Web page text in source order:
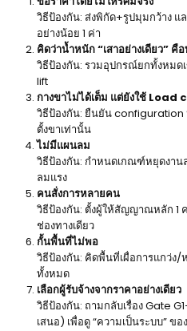
วิธีป้องกัน: ส่งพิกัด+รูปมุมกว้าง แ
อย่างน้อย 1 ค่า
คิดว่าน้ำหนัก “เสาอย่างเดียว” คื
วิธีป้องกัน: รวมอุปกรณ์ยกทั้งหม
lift
กางขาไม่ได้เต็ม แต่ยังใช้ Load
วิธีป้องกัน: ยืนยัน configuration
ตั้งขาเท่านั้น
ไม่มีแผนลม
วิธีป้องกัน: กำหนดเกณฑ์หยุดงานล่
ลมแรง
คนสั่งการหลายคน
วิธีป้องกัน: ตั้งผู้ให้สัญญาณหลัก 1
ช่องทางเดียว
กั้นพื้นที่ไม่พอ
วิธีป้องกัน: คิดพื้นที่เผื่อการแกว่ง
ทั้งหมด
เลือกผู้รับจ้างจากราคาอย่างเดียว
วิธีป้องกัน: ถามกลับเรื่อง Gate
เสนอ) เพื่อดู “ความเป็นระบบ” ขอ